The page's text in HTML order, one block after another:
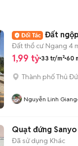
Đất thổ cư Ngang 4
1,99 tỷ 33 tr/m² 60
Thành phố Thủ
Nguyễn Linh Giang
Quạt đứng Sanyo
Đã sử dụng Khác